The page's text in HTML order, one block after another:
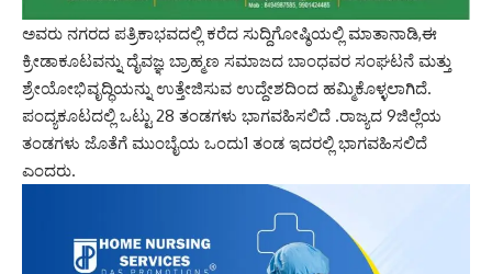
ಅವರು ನಗರದ ಪತ್ರಿಕಾಭವದಲ್ಲಿ ಕರೆದ ಸುದ್ದಿಗೋಷ್ಠಿಯಲ್ಲಿ ಮಾತಾನಾಡಿ,ಈ
ಕ್ರೀಡಾಕೂಟವನ್ನು ದೈವಜ್ಞ ಬ್ರಾಹ್ಮಣ ಸಮಾಜದ ಬಾಂಧವರ ಸಂಘಟನೆ ಮತ್ತು
ಶ್ರೇಯೋಭಿವೃದ್ಧಿಯನ್ನು ಉತ್ತೇಜಿಸುವ ಉದ್ದೇಶದಿಂದ ಹಮ್ಮಿಕೊಳ್ಳಲಾಗಿದೆ.
ಪಂದ್ಯಕೂಟದಲ್ಲಿ ಒಟ್ಟು 28 ತಂಡಗಳು ಭಾಗವಹಿಸಲಿದೆ .ರಾಜ್ಯದ 9ಜಿಲ್ಲೆಯ
ತಂಡಗಳು ಜೊತೆಗೆ ಮುಂಬೈಯ ಒಂದು1 ತಂಡ ಇದರಲ್ಲಿ ಭಾಗವಹಿಸಲಿದೆ
ಎಂದರು.